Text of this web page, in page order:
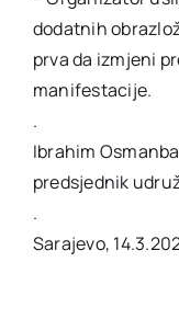
dodatnih
prva da izmjeni
manifestacije.
.
Ibrahim
predsjednik
.
Sarajevo,